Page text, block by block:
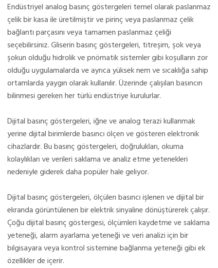
Endüstriyel analog basınç göstergeleri temel olarak paslanmaz
çelik bir kasa ile üretilmiştir ve pirinç veya paslanmaz çelik
bağlantı parçasını veya tamamen paslanmaz çeliği
seçebilirsiniz. Gliserin basınç göstergeleri, titreşim, şok veya
şokun olduğu hidrolik ve pnömatik sistemler gibi koşulların zor
olduğu uygulamalarda ve ayrıca yüksek nem ve sıcaklığa sahip
ortamlarda yaygın olarak kullanılır. Üzerinde çalışılan basıncın
bilinmesi gereken her türlü endüstriye kurulurlar.
Dijital basınç göstergeleri, iğne ve analog terazi kullanmak
yerine dijital birimlerde basıncı ölçen ve gösteren elektronik
cihazlardır. Bu basınç göstergeleri, doğrulukları, okuma
kolaylıkları ve verileri saklama ve analiz etme yetenekleri
nedeniyle giderek daha popüler hale geliyor.
Dijital basınç göstergeleri, ölçülen basıncı işlenen ve dijital bir
ekranda görüntülenen bir elektrik sinyaline dönüştürerek çalışır.
Çoğu dijital basınç göstergesi, ölçümleri kaydetme ve saklama
yeteneği, alarm ayarlama yeteneği ve veri analizi için bir
bilgisayara veya kontrol sistemine bağlanma yeteneği gibi ek
özellikler de içerir.